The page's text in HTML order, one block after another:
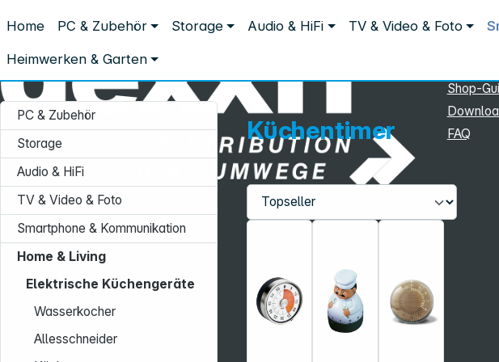
Home PC & Zubehör Storage Audio & HiFi TV & Video & Foto
Heimwerken & Garten
Home & Living Elektrische Küchengeräte Küchentimer
Küchentimer
PC & Zubehör
Storage
Audio & HiFi
TV & Video & Foto
Smartphone & Kommunikation
Home & Living
Elektrische Küchengeräte
Wasserkocher
Allesschneider
Küchentimer
Service-Hotline:
+49 931 9708–496
Mo. - Fr.: 08:00 - 17:00 Uhr
Shop-
FAQ